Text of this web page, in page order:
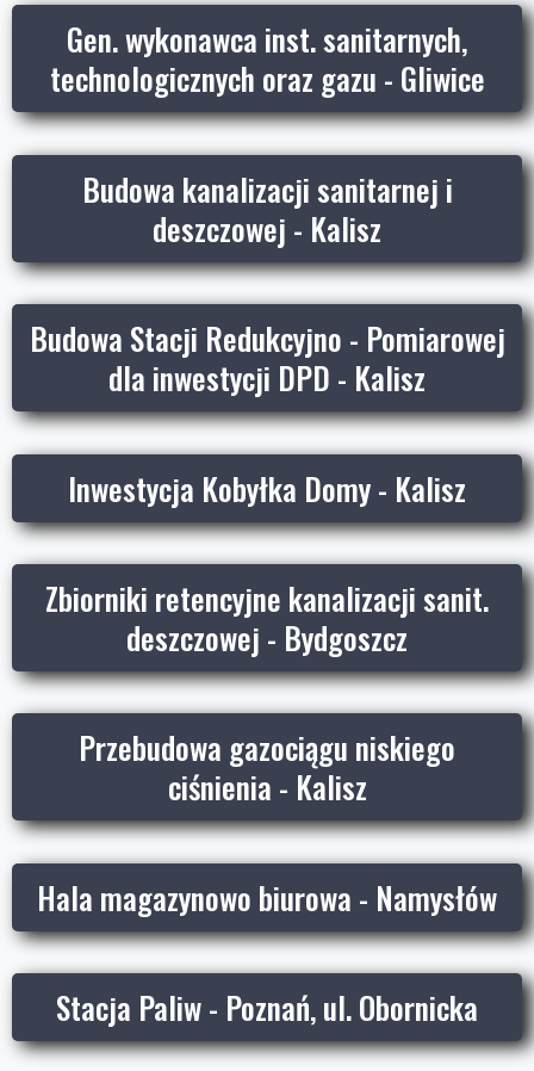
Gen. wykonawca inst. sanitarnych,
technologicznych oraz gazu - Gliwice
Budowa kanalizacji sanitarnej i
deszczowej - Kalisz
Budowa Stacji Redukcyjno - Pomiarowej
dla inwestycji DPD - Kalisz
Inwestycja Kobyłka Domy - Kalisz
Zbiorniki retencyjne kanalizacji sanit.
deszczowej - Bydgoszcz
Przebudowa gazociągu niskiego
ciśnienia - Kalisz
Hala magazynowo biurowa - Namysłów
Stacja Paliw - Poznań, ul. Obornicka